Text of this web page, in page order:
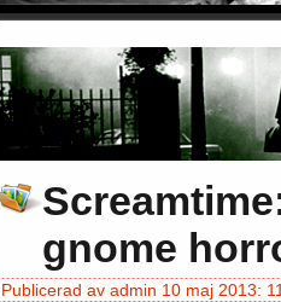
gnome
Publicerad av admin 10 maj 2013: